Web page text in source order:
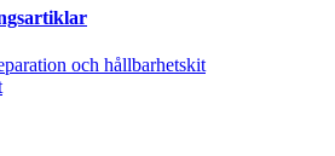
och hållbarhetskit